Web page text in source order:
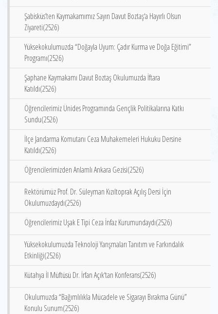
Şabisküs’ten Kaymakamımız Sayın Davut Boztaş‘a Hayırlı Olsun
Ziyareti(2526)
Yüksekokulumuzda “Doğayla Uyum: Çadır Kurma ve Doğa Eğitimi”
Programı(2526)
Şaphane Kaymakamı Davut Boztaş Okulumuzda İftara
Katıldı(2526)
Öğrencilerimiz Ünides Programında Gençlik Politikalarına Katkı
Sundu(2526)
İlçe Jandarma Komutanı Ceza Muhakemeleri Hukuku Dersine
Katıldı(2526)
Öğrencilerimizden Anlamlı Ankara Gezisi(2526)
Rektörümüz Prof. Dr. Süleyman Kızıltoprak Açılış Dersi İçin
Okulumuzdaydı(2526)
Öğrencilerimiz Uşak E Tipi Ceza İnfaz Kurumundaydı(2526)
Yüksekokulumuzda Teknoloji Yarışmaları Tanıtım ve Farkındalık
Etkinliği(2526)
Kütahya İl Müftüsü Dr. İrfan Açık‘tan Konferans(2526)
Okulumuzda “Bağımlılıkla Mücadele ve Sigarayı Bırakma Günü”
Konulu Sunum(2526)